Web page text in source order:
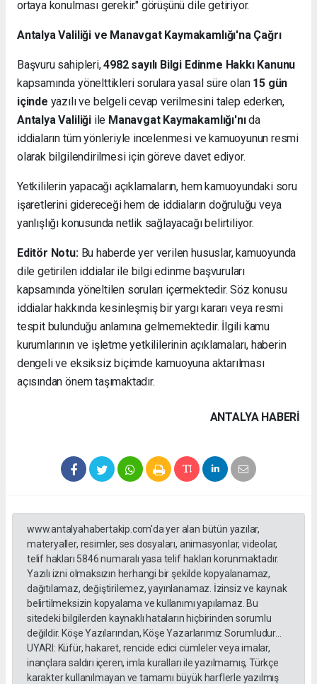
ortaya konulması gerekir." görüşünü dile getiriyor.
Antalya Valiliği ve Manavgat Kaymakamlığı'na Çağrı
Başvuru sahipleri,4982 sayılı Bilgi Edinme Hakkı Kanunu
kapsamında yönelttikleri sorulara yasal süre olan 15 gün
içinde yazılı ve belgeli cevap verilmesini talep ederken,
Antalya Valiliğiile Manavgat Kaymakamlığı'nıda
iddiaların tüm yönleriyle incelenmesi ve kamuoyunun resmi
olarak bilgilendirilmesi için göreve davet ediyor.
Yetkililerin yapacağı açıklamaların, hem kamuoyundaki soru
işaretlerini gidereceği hem de iddiaların doğruluğu veya
yanlışlığı konusunda netlik sağlayacağı belirtiliyor.
Editör Notu:Bu haberde yer verilen hususlar, kamuoyunda
dile getirilen iddialar ile bilgi edinme başvuruları
kapsamında yöneltilen soruları içermektedir. Söz konusu
iddialar hakkında kesinleşmiş bir yargı kararı veya resmi
tespit bulunduğu anlamına gelmemektedir. İlgili kamu
kurumlarının ve işletme yetkililerinin açıklamaları, haberin
dengeli ve eksiksiz biçimde kamuoyuna aktarılması
açısından önem taşımaktadır.
ANTALYA HABERİ
www.antalyahabertakip.com'da yer alan bütün yazılar,
materyaller, resimler, ses dosyaları, animasyonlar, videolar,
telif hakları 5846 numaralı yasa telif hakları korunmaktadır.
Yazılı izni olmaksızın herhangi bir şekilde kopyalanamaz,
dağıtılamaz, değiştirilemez, yayınlanamaz. İzinsiz ve kaynak
belirtilmeksizin kopyalama ve kullanımı yapılamaz. Bu
sitedeki bilgilerden kaynaklı hataların hiçbirinden sorumlu
değildir. Köşe Yazılarından, Köşe Yazarlarımız Sorumludur...
UYARI: Küfür, hakaret, rencide edici cümleler veya imalar,
inançlara saldırı içeren, imla kuralları ile yazılmamış, Türkçe
karakter kullanılmayan ve tamamı büyük harflerle yazılmış